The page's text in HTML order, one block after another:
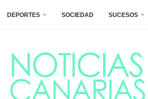
DEPORTES SOCIEDAD SUCESOS